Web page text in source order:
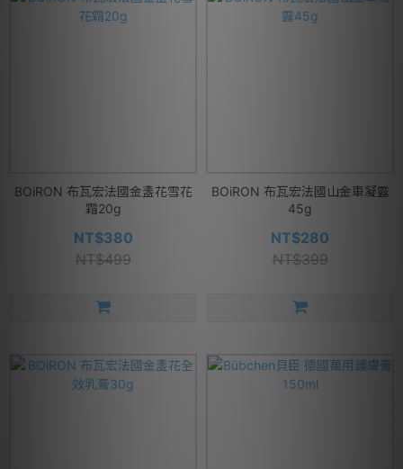
BOiRON 布瓦宏法國金盞花雪花
霜20g
NT$380
NT$499
BOiRON 布瓦宏法國山金車凝露
45g
NT$280
NT$399